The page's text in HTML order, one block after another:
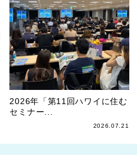
2026年「第11回ハワイに住む
セミナー...
2026.07.21